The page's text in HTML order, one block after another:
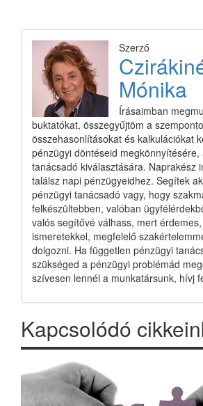
Szerző
Mónika
Írásaimban
buktatókat, összegyűjtöm a
összehasonlításokat és kalkulációkat
pénzügyi döntéseid megkönnyítésére,
tanácsadó kiválasztására. Naprakész
találsz napi pénzügyeidhez. Segítek
pénzügyi tanácsadó vagy, hogy
felkészültebben, valóban
valós segítővé válhass, mert
ismeretekkel, megfelelő
dolgozni. Ha független pénzügyi
szükséged a pénzügyi problémád
szívesen lennél a munkatársunk, hívj
Kapcsolódó